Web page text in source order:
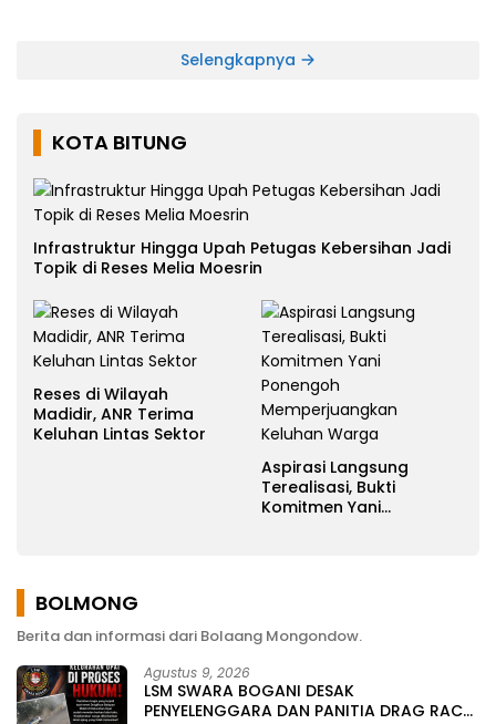
Selengkapnya
KOTA BITUNG
Infrastruktur Hingga Upah Petugas Kebersihan Jadi
Topik di Reses Melia Moesrin
Reses di Wilayah
Madidir, ANR Terima
Keluhan Lintas Sektor
Aspirasi Langsung
Terealisasi, Bukti
Komitmen Yani
BOLMONG
Berita dan informasi dari Bolaang Mongondow.
Agustus 9, 2026
LSM SWARA BOGANI DESAK
PENYELENGGARA DAN PANITIA DRAG RACE